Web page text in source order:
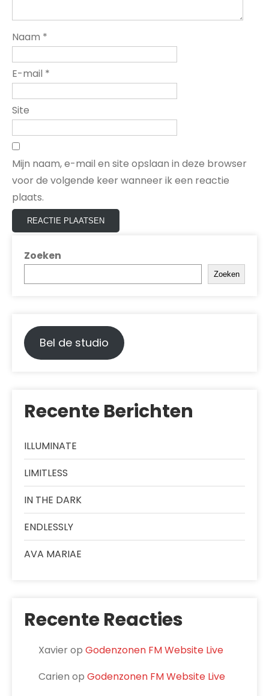
Naam *
E-mail *
Site
Mijn naam, e-mail en site opslaan in deze browser
voor de volgende keer wanneer ik een reactie
plaats.
Zoeken
Zoeken
Bel de studio
Recente Berichten
ILLUMINATE
LIMITLESS
IN THE DARK
ENDLESSLY
AVA MARIAE
Recente Reacties
Xavierop Godenzonen FM Website Live
Carien op Godenzonen FM Website Live